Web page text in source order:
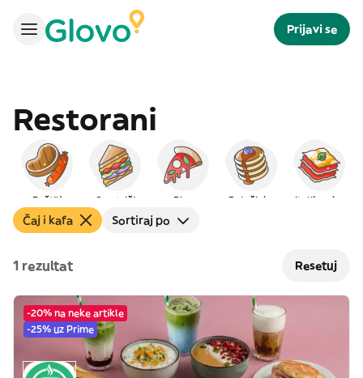
Prijavi se
Restorani
Roštilj Sendviči Pica Palačinke Italijanska
Čaj i kafa Sortiraj po
1 rezultat Resetuj
-20% na neke artikle
-25% uz Prime